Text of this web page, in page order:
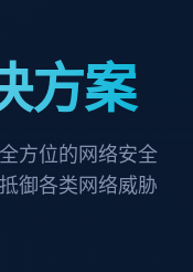
方案
方位的网络安全
御各类网络威胁